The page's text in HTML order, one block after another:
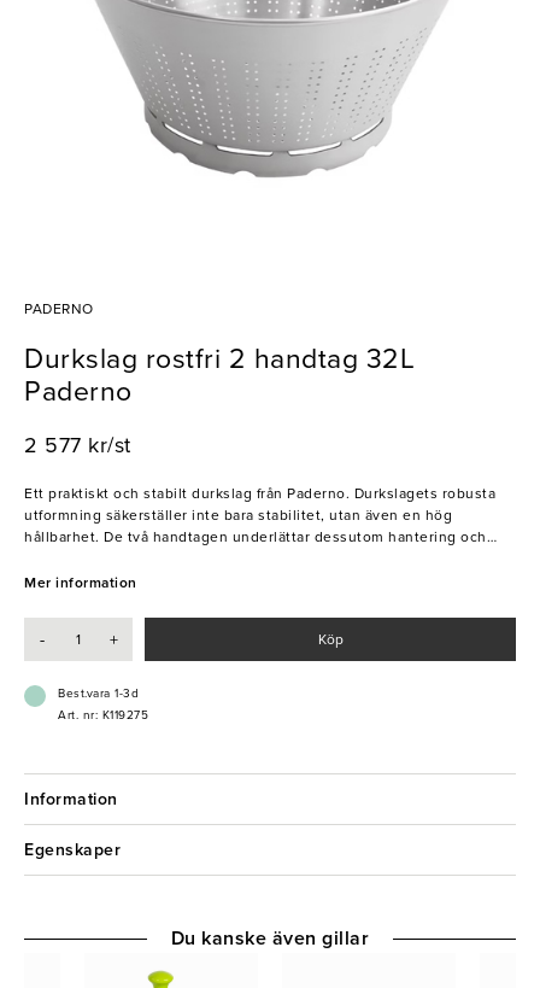
PADERNO
Durkslag rostfri 2 handtag 32L
Paderno
2 577 kr/st
Ett praktiskt och stabilt durkslag från Paderno. Durkslagets robusta
utformning säkerställer inte bara stabilitet, utan även en hög
hållbarhet. De två handtagen underlättar dessutom hantering och
skölja grönsaker och sallad. En mycket pålitlig partner i alla kök!
- Två handtag
Mer information
- + Köp
Best.vara 1-3d
Art. nr: K119275
Information
Egenskaper
Du kanske även gillar